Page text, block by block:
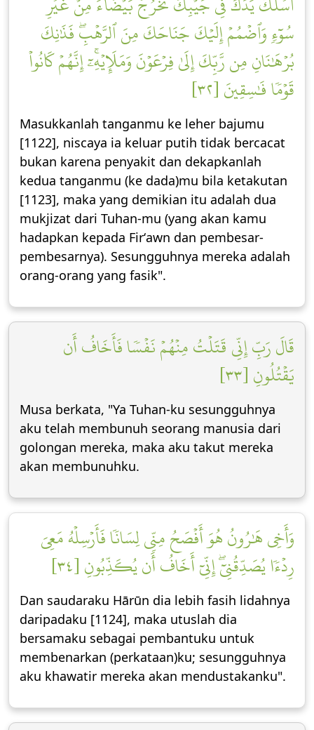
سُوٓءٖ وَٱضۡمُمۡ إِلَيۡكَ جَنَاحَكَ مِنَ ٱلرَّهۡبِۖ فَذَٰنِكَ
بُرۡهَٰنَانِ مِن رَّبِّكَ إِلَىٰ فِرۡعَوۡنَ وَمَلَإِيْهِۦٓۚ إِنَّهُمۡ كَانُواْ
قَوۡمٗا فَٰسِقِينَ [٣٢]
Masukkanlah tanganmu ke leher bajumu
[1122], niscaya ia keluar putih tidak bercacat
bukan karena penyakit dan dekapkanlah
kedua tanganmu (ke dada)mu bila ketakutan
[1123], maka yang demikian itu adalah dua
mukjizat dari Tuhan-mu (yang akan kamu
hadapkan kepada Firʻawn dan pembesar-
pembesarnya). Sesungguhnya mereka adalah
orang-orang yang fasik".
قَالَ رَبِّ إِنِّي قَتَلۡتُ مِنۡهُمۡ نَفۡسٗا فَأَخَافُ أَن
يَقۡتُلُونِ [٣٣]
Musa berkata, "Ya Tuhan-ku sesungguhnya
aku telah membunuh seorang manusia dari
golongan mereka, maka aku takut mereka
akan membunuhku.
وَأَخِي هَٰرُونُ هُوَ أَفۡصَحُ مِنِّي لِسَانٗا فَأَرۡسِلۡهُ مَعِيَ
رِدۡءٗا يُصَدِّقُنِيٓۖ إِنِّيٓ أَخَافُ أَن يُكَذِّبُونِ [٣٤]
Dan saudaraku Hārūn dia lebih fasih lidahnya
daripadaku [1124], maka utuslah dia
bersamaku sebagai pembantuku untuk
membenarkan (perkataan)ku; sesungguhnya
aku khawatir mereka akan mendustakanku".